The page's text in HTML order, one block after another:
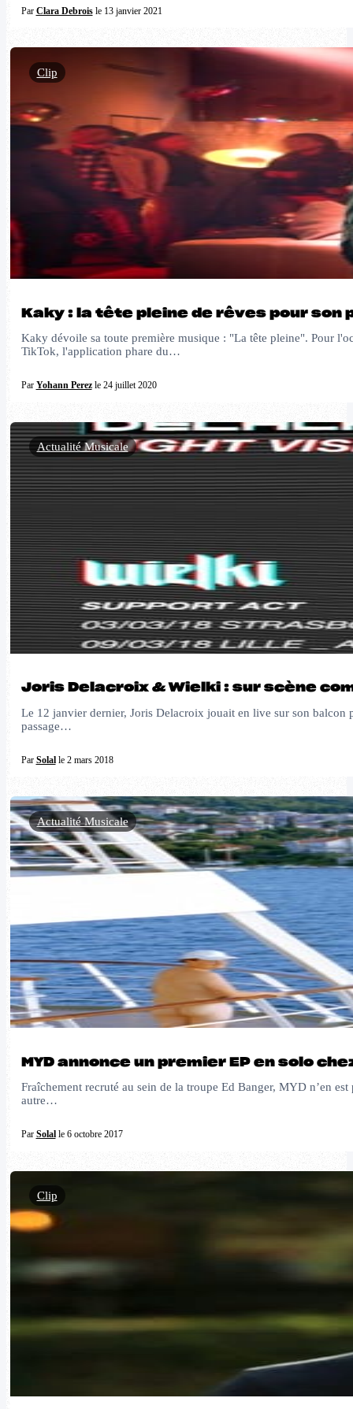
Par Clara Debroisle 13 janvier 2021
Kaky : la tête pleine de rêves pour son
Kaky dévoile sa toute première musique : "La tête pleine". Pour
TikTok, l'application phare du…
Par Yohann Perezle 24 juillet 2020
Clip
Joris Delacroix & Wielki : sur scène
Le 12 janvier dernier, Joris Delacroix jouait en live sur son balcon
passage…
Par Solalle 2 mars 2018
Actualité Musicale
MYD annonce un premier EP en solo
Fraîchement recruté au sein de la troupe Ed Banger, MYD n’en
autre…
Par Solalle 6 octobre 2017
Actualité Musicale
Clip